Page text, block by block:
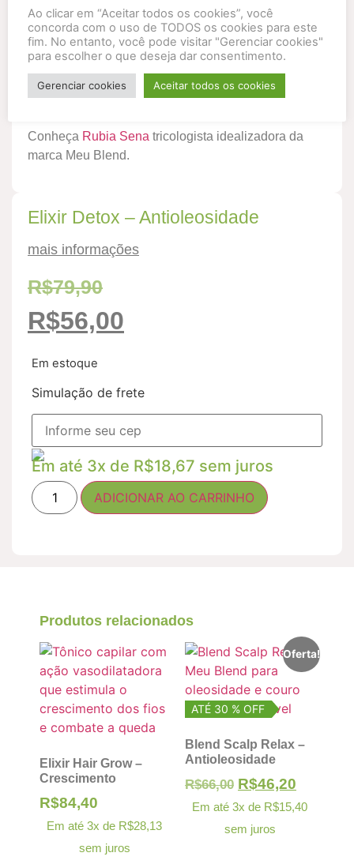
Produto 100% reciclável
Produto vegano
Acesse nossoInstagrame confira os depoimentos de
Conheça Rubia Sena tricologista idealizadora da
marca Meu Blend.
Elixir Detox – Antioleosidade
mais informações
R$79,90
R$56,00
Em estoque
Simulação de frete
Em até 3x de R$18,67 sem juros
ADICIONAR AO CARRINHO
Produtos relacionados
Elixir Hair Grow –
Crescimento
R$84,40
Em até 3x de R$28,13
sem juros
Oferta!
ATÉ 30 % OFF
Blend Scalp Relax –
Antioleosidade
R$66,00 R$46,20
Em até 3x de R$15,40
sem juros
Ao clicar em “Aceitar todos os cookies”, você
concorda com o uso de TODOS os cookies para este
fim. No entanto, você pode visitar "Gerenciar cookies"
para escolher o que deseja dar consentimento.
Gerenciar cookies Aceitar todos os cookies